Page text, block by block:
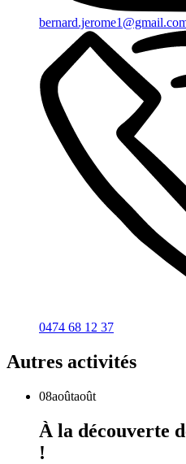
0474 68 12 37
Autres activités
08aoûtaoût
À la découverte
!